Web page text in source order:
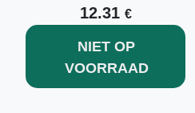
12.31 €
NIET OP
VOORRAAD